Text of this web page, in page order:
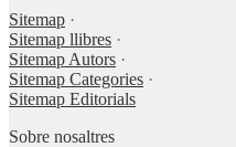
Sitemap ·
Sitemap llibres ·
Sitemap Autors ·
Sitemap Categories ·
Sitemap Editorials
Sobre nosaltres